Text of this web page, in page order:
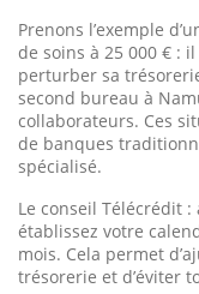
Prenons l’exemple
de soins à 25 000 € :
perturber sa
second bureau à
collaborateurs. Ces
de banques
spécialisé.
Le conseil Télécrédit
établissez votre
mois. Cela permet
trésorerie et d’éviter